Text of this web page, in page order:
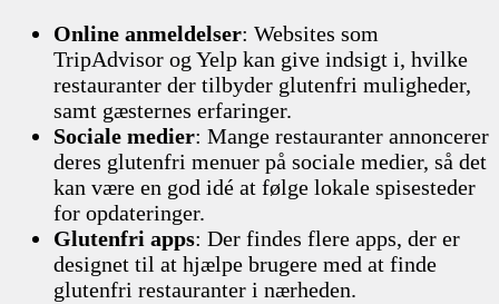
Online anmeldelser: Websites som
TripAdvisor og Yelp kan give indsigt i, hvilke
restauranter der tilbyder glutenfri muligheder,
samt gæsternes erfaringer.
Sociale medier: Mange restauranter annoncerer
deres glutenfri menuer på sociale medier, så det
kan være en god idé at følge lokale spisesteder
for opdateringer.
Glutenfri apps: Der findes flere apps, der er
designet til at hjælpe brugere med at finde
glutenfri restauranter i nærheden.